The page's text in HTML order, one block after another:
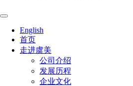
English
首页
走进虞美
公司介绍
发展历程
企业文化